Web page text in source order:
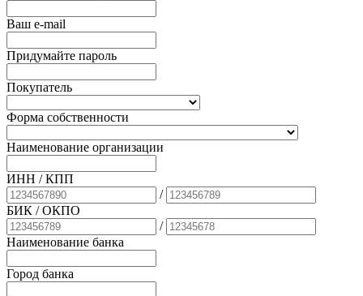
Ваш e-mail
Придумайте пароль
Покупатель
Форма собственности
Наименование организации
ИНН / КПП
/
БИК / ОКПО
/
Наименование банка
Город банка